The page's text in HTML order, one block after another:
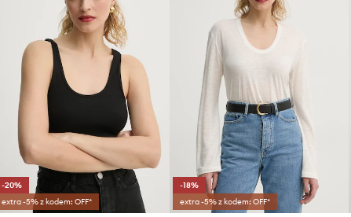
-20%
extra -5% z kodem: OFF*
-18%
extra -5% z kodem: OFF*